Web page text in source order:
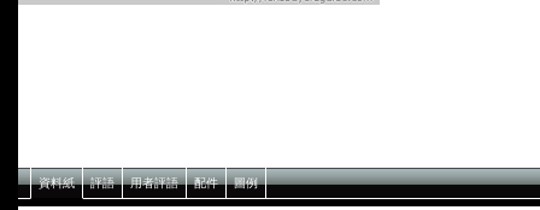
資料紙 評語 用者評語 配件 圖例